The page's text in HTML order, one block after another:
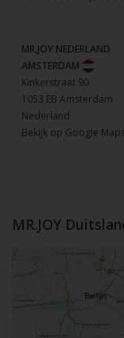
MR.JOY NEDERLAND
AMSTERDAM
Kinkerstraat 90
1053 EB Amsterdam
Nederland
Bekijk op Google
MR.JOY